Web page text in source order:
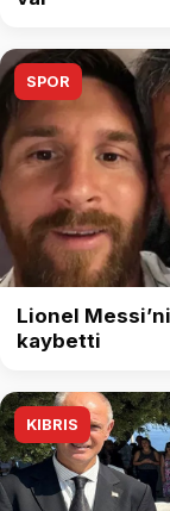
SPOR
Lionel
kaybetti
KIBRIS